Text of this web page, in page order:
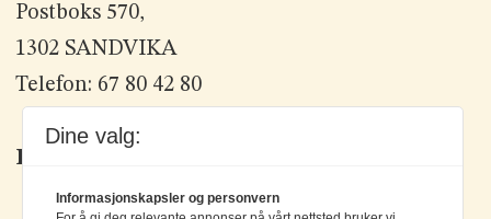
Postboks 570,
1302 SANDVIKA
Telefon: 67 80 42 80
Kontakt oss
Dine valg:
Informasjonskapsler og personvern